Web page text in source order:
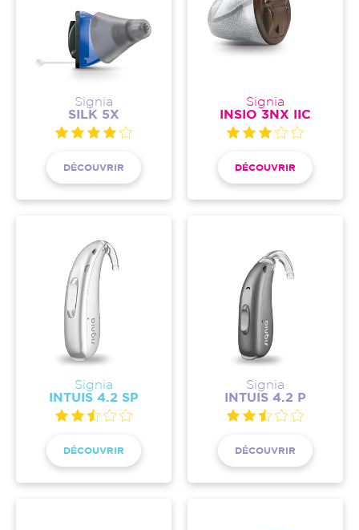
Signia
SILK 5X
DÉCOUVRIR
Signia
INSIO 3NX IIC
DÉCOUVRIR
Signia
INTUIS 4.2 SP
DÉCOUVRIR
Signia
INTUIS 4.2 P
DÉCOUVRIR